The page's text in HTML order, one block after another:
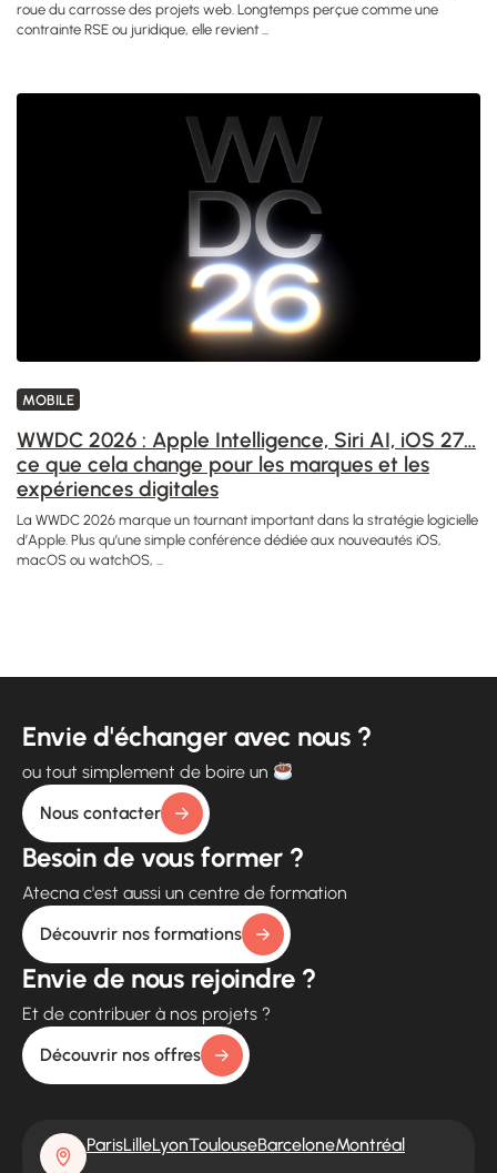
roue du carrosse des projets web. Longtemps perçue comme une
contrainte RSE ou juridique, elle revient ...
MOBILE
WWDC 2026 : Apple Intelligence, Siri AI, iOS 27…
ce que cela change pour les marques et les
expériences digitales
La WWDC 2026 marque un tournant important dans la stratégie logicielle
d’Apple. Plus qu’une simple conférence dédiée aux nouveautés iOS,
macOS ou watchOS, ...
Envie d'échanger avec nous ?
ou tout simplement de boire un
Nous contacter
Besoin de vous former ?
Atecna c'est aussi un centre de formation
Découvrir nos formations
Envie de nous rejoindre ?
Et de contribuer à nos projets ?
Découvrir nos offres
ParisLilleLyonToulouseBarceloneMontréal